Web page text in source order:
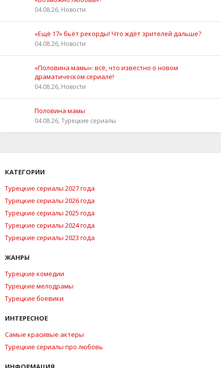
04.08.26, Новости
«Ещё 17» бьёт рекорды! Что ждёт зрителей дальше?
04.08.26, Новости
«Половина мамы»: всё, что известно о новом
драматическом сериале!
04.08.26, Новости
Половина мамы
04.08.26, Турецкие сериалы
КАТЕГОРИИ
Турецкие сериалы 2027 года
Турецкие сериалы 2026 года
Турецкие сериалы 2025 года
Турецкие сериалы 2024 года
Турецкие сериалы 2023 года
ЖАНРЫ
Турецкие комедии
Турецкие мелодрамы
Турецкие боевики
ИНТЕРЕСНОЕ
Самые красивые актеры
Турецкие сериалы про любовь